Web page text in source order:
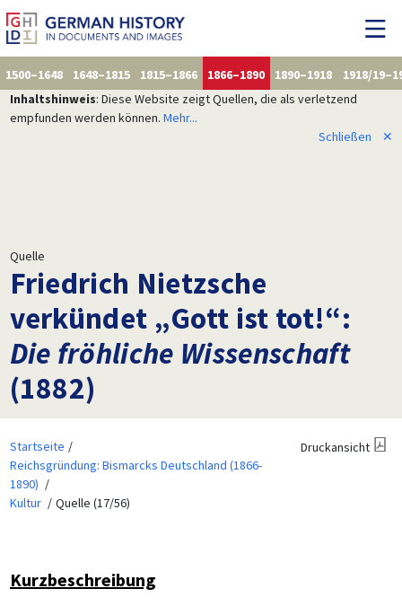
1500–1648 1648–1815 1815–1866 1866–1890 1890–1918
1918/
Inhaltshinweis: Diese Website zeigt Quellen, die als verletzend
empfunden werden können. Mehr...
Schließen
✕
Quelle
Friedrich Nietzsche
verkündet „Gott ist tot!“:
Die fröhliche Wissenschaft
(1882)
Startseite
Reichsgründung: Bismarcks Deutschland (1866-
1890)
Kultur
Quelle (17/56)
Druckansicht
Kurzbeschreibung